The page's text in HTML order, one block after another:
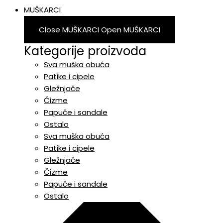
MUŠKARCI
Close MUŠKARCIOpen MUŠKARCI
Kategorije proizvoda
Sva muška obuća
Patike i cipele
Gležnjače
Čizme
Papuče i sandale
Ostalo
Sva muška obuća
Patike i cipele
Gležnjače
Čizme
Papuče i sandale
Ostalo